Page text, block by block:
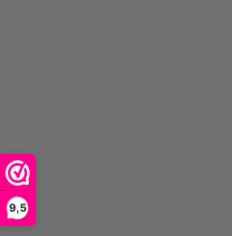
9,5